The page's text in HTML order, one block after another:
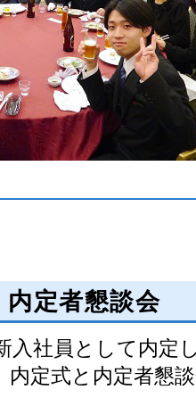
定者懇談会
入社員として内定
内定式と内定者懇